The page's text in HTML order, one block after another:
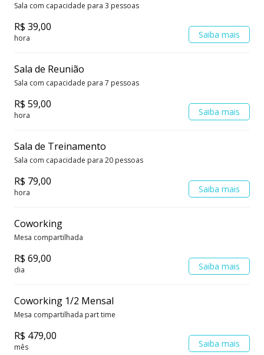
Sala com capacidade para 3 pessoas
R$ 39,00
hora Saiba mais
Sala de Reunião
Sala com capacidade para 7 pessoas
R$ 59,00
hora Saiba mais
Sala de Treinamento
Sala com capacidade para 20 pessoas
R$ 79,00
hora Saiba mais
Coworking
Mesa compartilhada
R$ 69,00
dia Saiba mais
Coworking 1/2 Mensal
Mesa compartilhada part time
R$ 479,00
mês Saiba mais